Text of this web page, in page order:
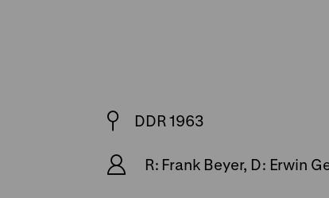
DDR 1963
R: Frank Beyer, D: Erwin